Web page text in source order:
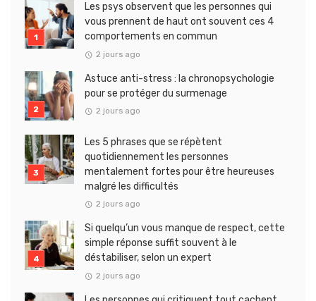
Les psys observent que les personnes qui
vous prennent de haut ont souvent ces 4
comportements en commun
2 jours ago
Astuce anti-stress : la chronopsychologie
pour se protéger du surmenage
2 jours ago
Les 5 phrases que se répètent
quotidiennement les personnes
mentalement fortes pour être heureuses
malgré les difficultés
2 jours ago
Si quelqu’un vous manque de respect, cette
simple réponse suffit souvent à le
déstabiliser, selon un expert
2 jours ago